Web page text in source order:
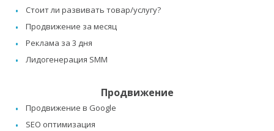
Стоит ли развивать товар/услугу?
Продвижение за месяц
Реклама за 3 дня
Лидогенерация SMM
Продвижение
Продвижение в Google
SEO оптимизация